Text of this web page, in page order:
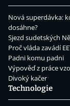
Nová superdávka:
dosáhne?
Sjezd sudetských
Proč vláda zavádí
Padni komu padni
Výpověď z práce
Divoký kačer
Technologie